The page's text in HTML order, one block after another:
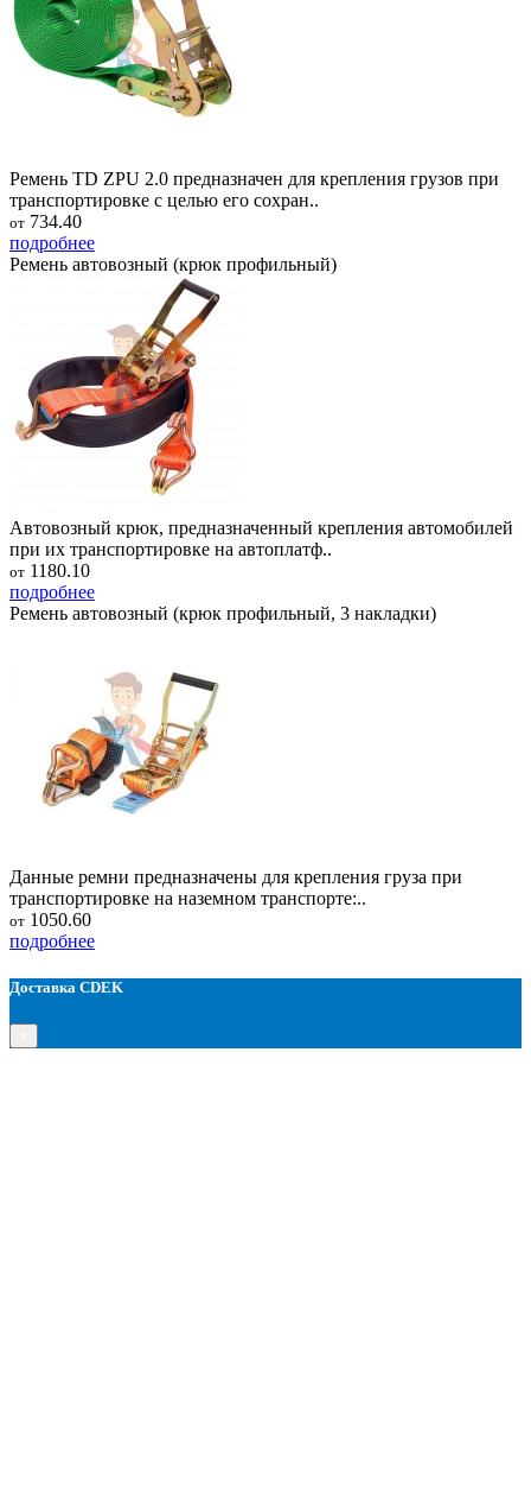
Ремень TD ZPU 2.0 предназначен для крепления грузов при
транспортировке с целью его сохран..
от 734.40
подробнее
Ремень автовозный (крюк профильный)
Автовозный крюк, предназначенный крепления автомобилей
при их транспортировке на автоплатф..
от 1180.10
подробнее
Ремень автовозный (крюк профильный, 3 накладки)
Данные ремни предназначены для крепления груза при
транспортировке на наземном транспорте:..
от 1050.60
подробнее
Доставка CDEK